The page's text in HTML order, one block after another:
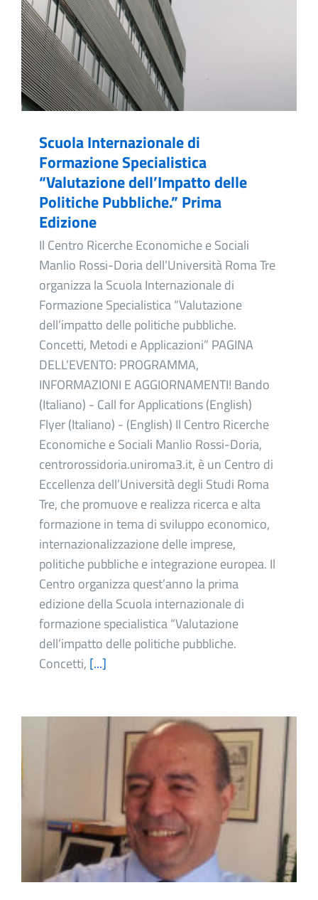
Scuola Internazionale di
Formazione Specialistica
“Valutazione dell’Impatto delle
Politiche Pubbliche.” Prima
Edizione
Il Centro Ricerche Economiche e Sociali
Manlio Rossi-Doria dell’Università Roma Tre
organizza la Scuola Internazionale di
Formazione Specialistica “Valutazione
dell’impatto delle politiche pubbliche.
Concetti, Metodi e Applicazioni” PAGINA
DELL'EVENTO: PROGRAMMA,
INFORMAZIONI E AGGIORNAMENTI! Bando
(Italiano) - Call for Applications (English)
Flyer (Italiano) - (English) Il Centro Ricerche
Economiche e Sociali Manlio Rossi-Doria,
centrorossidoria.uniroma3.it, è un Centro di
Eccellenza dell’Università degli Studi Roma
Tre, che promuove e realizza ricerca e alta
formazione in tema di sviluppo economico,
internazionalizzazione delle imprese,
politiche pubbliche e integrazione europea. Il
Centro organizza quest’anno la prima
edizione della Scuola internazionale di
formazione specialistica “Valutazione
dell’impatto delle politiche pubbliche.
Concetti, [...]